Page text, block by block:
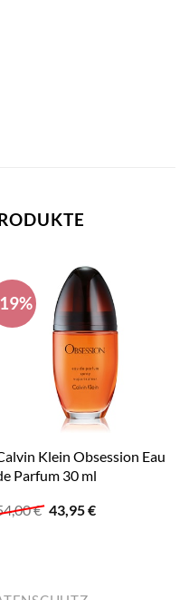
Klein Obsession Eau
Parfum 30 ml
€ Ursprünglicher
Preis
43,95€Aktueller